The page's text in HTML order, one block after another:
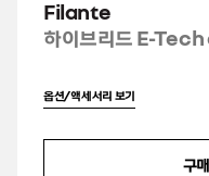
Filante
하이브리드 E-
옵션/액세서리 보기
구